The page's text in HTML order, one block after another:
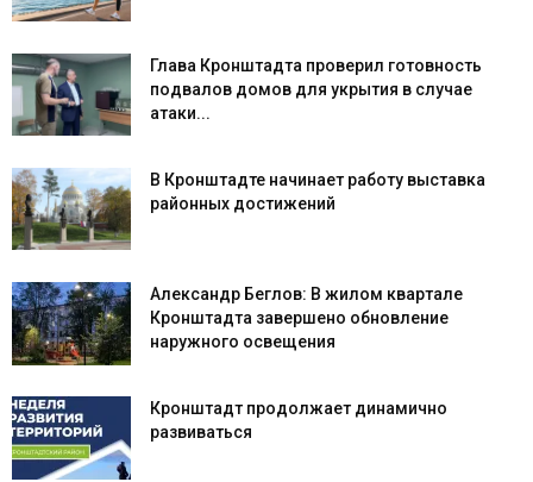
Глава Кронштадта проверил готовность
подвалов домов для укрытия в случае
атаки...
В Кронштадте начинает работу выставка
районных достижений
Александр Беглов: В жилом квартале
Кронштадта завершено обновление
наружного освещения
Кронштадт продолжает динамично
развиваться